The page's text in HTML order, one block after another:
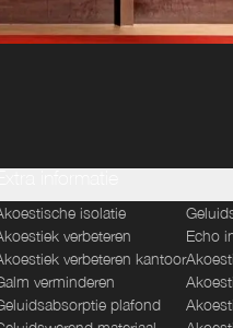
isolatie
verbeteren
verbeteren kantoor
verminderen
plafond
Echo